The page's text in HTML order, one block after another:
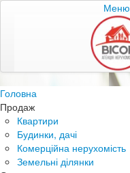
Меню
Головна
Продаж
Квартири
Будинки, дачі
Комерційна нерухомість
Земельні ділянки